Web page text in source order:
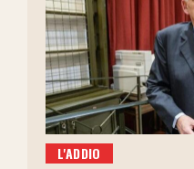
L'ADDIO